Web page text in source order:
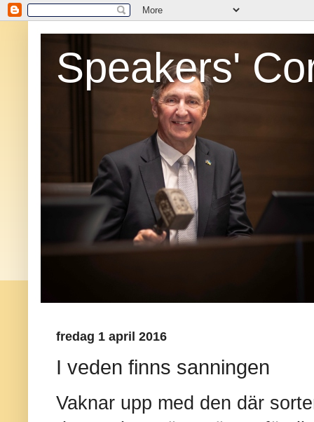
Speakers'
fredag 1 april 2016
I veden finns sanningen
Vaknar upp med den där